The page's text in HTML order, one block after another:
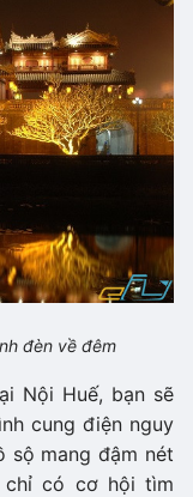
đèn về đêm
Nội Huế, bạn sẽ
cung điện nguy
sộ mang đậm nét
chỉ có cơ hội tìm